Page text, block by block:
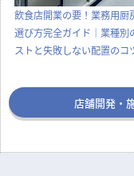
飲食店開業の要！業務用厨
選び方完全ガイド｜業種別
ストと失敗しない配置のコ
店舗開発・